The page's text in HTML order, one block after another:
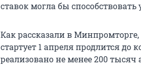
ставок могла бы
Как рассказали в
стартует 1 апреля продлится до
реализовано не менее 200 тысяч